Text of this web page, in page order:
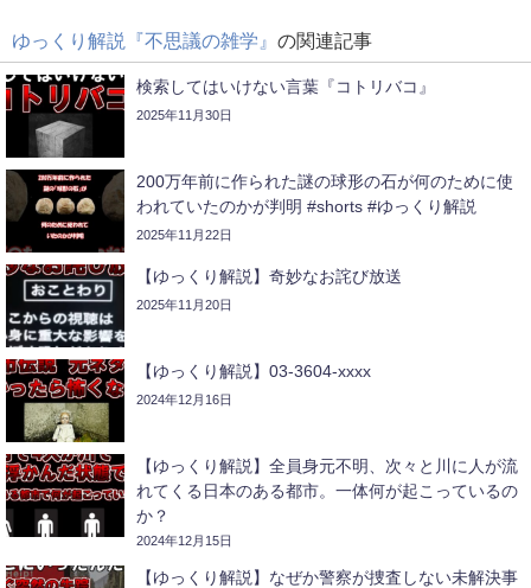
ゆっくり解説『不思議の雑学』 の関連記事
検索してはいけない言葉『コトリバコ』
2025年11月30日
200万年前に作られた謎の球形の石が何のために使
われていたのかが判明 #shorts #ゆっくり解説
2025年11月22日
【ゆっくり解説】奇妙なお詫び放送
2025年11月20日
【ゆっくり解説】03-3604-xxxx
2024年12月16日
【ゆっくり解説】全員身元不明、次々と川に人が流
れてくる日本のある都市。一体何が起こっているの
か？
2024年12月15日
【ゆっくり解説】なぜか警察が捜査しない未解決事